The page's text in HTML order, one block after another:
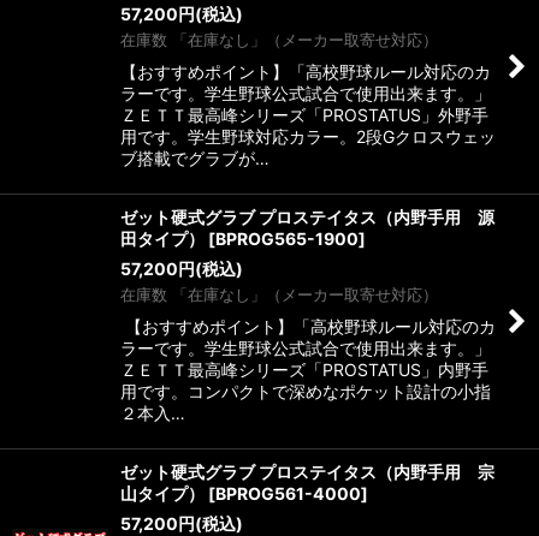
57,200円(税込)
在庫数 「在庫なし」（メーカー取寄せ対応）
【おすすめポイント】「高校野球ルール対応のカ
ラーです。学生野球公式試合で使用出来ます。」
ＺＥＴＴ最高峰シリーズ「PROSTATUS」外野手
用です。学生野球対応カラー。2段Gクロスウェッ
ブ搭載でグラブが…
ゼット硬式グラブ プロステイタス（内野手用 源
田タイプ）
[BPROG565-1900]
57,200円(税込)
在庫数 「在庫なし」（メーカー取寄せ対応）
【おすすめポイント】「高校野球ルール対応のカ
ラーです。学生野球公式試合で使用出来ます。」
ＺＥＴＴ最高峰シリーズ「PROSTATUS」内野手
用です。コンパクトで深めなポケット設計の小指
２本入…
ゼット硬式グラブ プロステイタス（内野手用 宗
山タイプ）
[BPROG561-4000]
57,200円(税込)